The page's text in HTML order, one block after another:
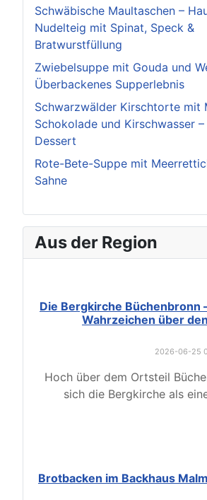
Schwäbische Maultaschen –
Nudelteig mit Spinat, Speck &
Bratwurstfüllung
Zwiebelsuppe mit Gouda und
Überbackenes Supperlebnis
Schwarzwälder Kirschtorte mit
Schokolade und Kirschwasser –
Dessert
Rote-Bete-Suppe mit
Sahne
Aus der Region
Die Bergkirche Büchenbronn
Wahrzeichen über
2026-06-25
Hoch über dem Ortsteil
sich die Bergkirche als
Brotbacken im Backhaus